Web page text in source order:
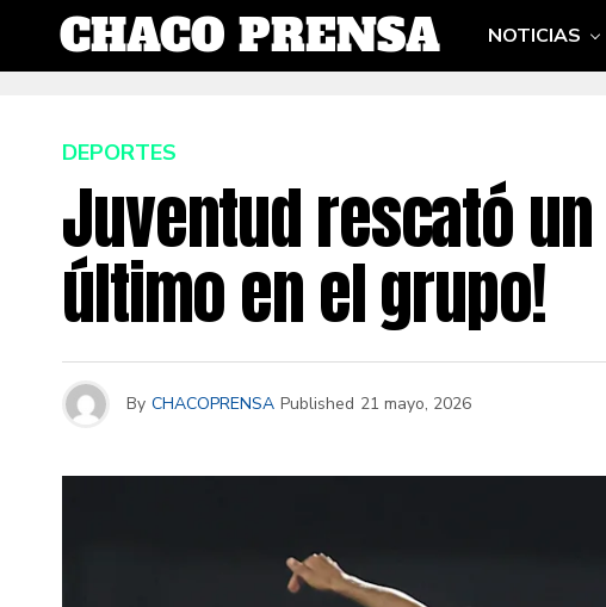
NOTICIAS
DEPORTES
Juventud rescató
último en el grupo!
By CHACOPRENSA Published 21 mayo, 2026